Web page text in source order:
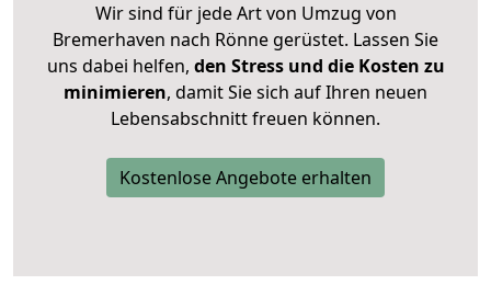
Wir sind für jede Art von Umzug von
Bremerhaven nach Rönne gerüstet. Lassen Sie
uns dabei helfen, den Stress und die Kosten zu
minimieren, damit Sie sich auf Ihren neuen
Lebensabschnitt freuen können.
Kostenlose Angebote erhalten